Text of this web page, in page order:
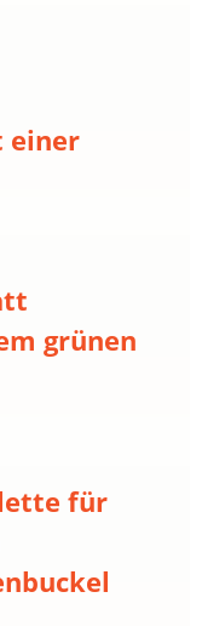
einer
grünen
für